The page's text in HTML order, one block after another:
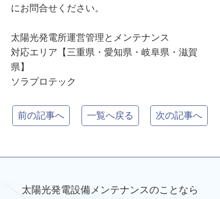
にお問合せください。
太陽光発電所運営管理とメンテナンス
対応エリア【三重県・愛知県・岐阜県・滋賀
県】
ソラプロテック
前の記事へ 一覧へ戻る 次の記事へ
太陽光発電設備メンテナンスのことなら